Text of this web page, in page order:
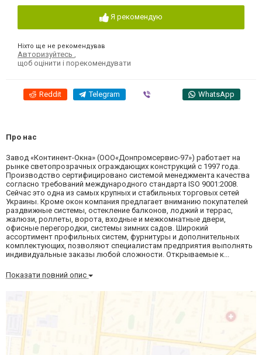
Я рекомендую
Ніхто ще не рекомендував
Авторизуйтесь
щоб оцінити і порекомендувати
Reddit Telegram WhatsApp
Про нас
Завод «Континент-Окна» (ООО«Донпромсервис-97») работает на
рынке светопрозрачных ограждающих конструкций с 1997 года.
Производство сертифицировано системой менеджмента качества
согласно требований международного стандарта ISO 9001:2008.
Сейчас это одна из самых крупных и стабильных торговых сетей
Украины. Кроме окон компания предлагает вниманию покупателей
раздвижные системы, остекление балконов, лоджий и террас,
жалюзи, роллеты, ворота, входные и межкомнатные двери,
офисные перегородки, системы зимних садов. Широкий
ассортимент профильных систем, фурнитуры и дополнительных
комплектующих, позволяют специалистам предприятия выполнять
индивидуальные заказы любой сложности. Открываемые к...
Показати повний опис